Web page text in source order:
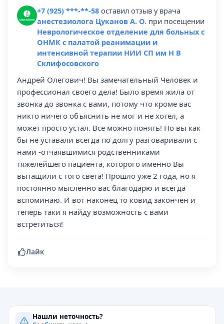
+7 (925) ***-**-58 оставил отзыв у врача
анестезиолога Цуканов А. О. при посещении
Неврологическое отделение для больных с
ОНМК с палатой реанимации и
интенсивной терапии НИИ СП им Н В
Склифосовского
Андрей Олегович! Вы замечательный Человек и
профессионал своего дела! Было время жила от
звонка до звонка с вами, потому что кроме вас
никто ничего объяснить не мог и не хотел, а
может просто устал. Все можно понять! Но вы как
бы не уставали всегда по долгу разговаривали с
нами -отчаявшимися родственниками
тяжелейшего пациента, которого именно Вы
вытащили с того света! Прошло уже 2 года, но я
постоянно мысленно вас благодарю и всегда
вспоминаю. И вот наконец то ковид закончен и
теперь таки я найду возможность с вами
встретиться!
Лайк
Нашли неточность?